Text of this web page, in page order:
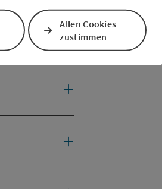
Allen Cookies
zustimmen